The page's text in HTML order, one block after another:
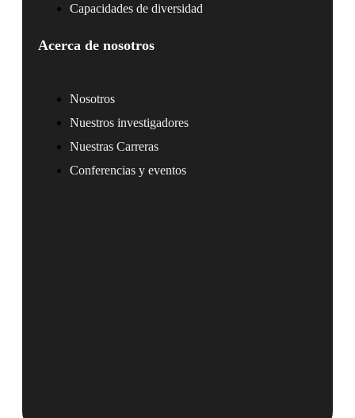
Capacidades de diversidad
Acerca de nosotros
Nosotros
Nuestros investigadores
Nuestras Carreras
Conferencias y eventos